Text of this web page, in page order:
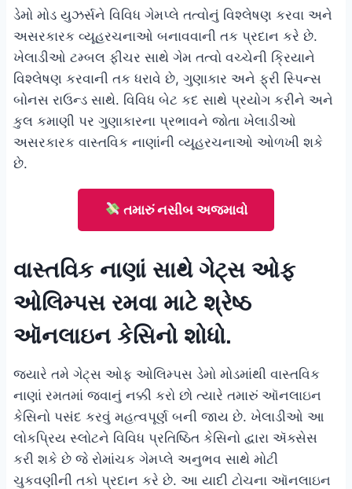
ડેમો મોડ યુઝર્સને વિવિધ ગેમપ્લે તત્વોનું વિશ્લેષણ કરવા અને
અસરકારક વ્યૂહરચનાઓ બનાવવાની તક પ્રદાન કરે છે.
ખેલાડીઓ ટમ્બલ ફીચર સાથે ગેમ તત્વો વચ્ચેની ક્રિયાને
વિશ્લેષણ કરવાની તક ધરાવે છે, ગુણાકાર અને ફ્રી સ્પિન્સ
બોનસ રાઉન્ડ સાથે. વિવિધ બેટ કદ સાથે પ્રયોગ કરીને અને
કુલ કમાણી પર ગુણાકારના પ્રભાવને જોતા ખેલાડીઓ
અસરકારક વાસ્તવિક નાણાંની વ્યૂહરચનાઓ ઓળખી શકે
છે.
તમારું નસીબ અજમાવો
વાસ્તવિક નાણાં સાથે ગેટ્સ ઓફ
ઓલિમ્પસ રમવા માટે શ્રેષ્ઠ
ઑનલાઇન કેસિનો શોધો.
જ્યારે તમે ગેટ્સ ઓફ ઓલિમ્પસ ડેમો મોડમાંથી વાસ્તવિક
નાણાં રમતમાં જવાનું નક્કી કરો છો ત્યારે તમારું ઑનલાઇન
કેસિનો પસંદ કરવું મહત્વપૂર્ણ બની જાય છે. ખેલાડીઓ આ
લોકપ્રિય સ્લોટને વિવિધ પ્રતિષ્ઠિત કેસિનો દ્વારા ઍક્સેસ
કરી શકે છે જે રોમાંચક ગેમપ્લે અનુભવ સાથે મોટી
ચુકવણીની તકો પ્રદાન કરે છે. આ યાદી ટોચના ઑનલાઇન